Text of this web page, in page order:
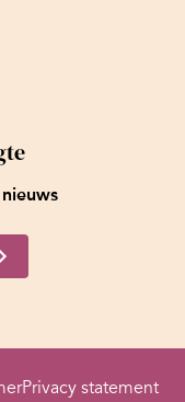
Privacy statement